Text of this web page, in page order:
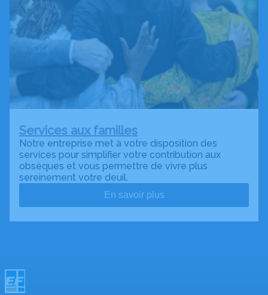
Services aux familles
Notre entreprise met à votre disposition des
services pour simplifier votre contribution aux
obsèques et vous permettre de vivre plus
sereinement votre deuil.
En savoir plus